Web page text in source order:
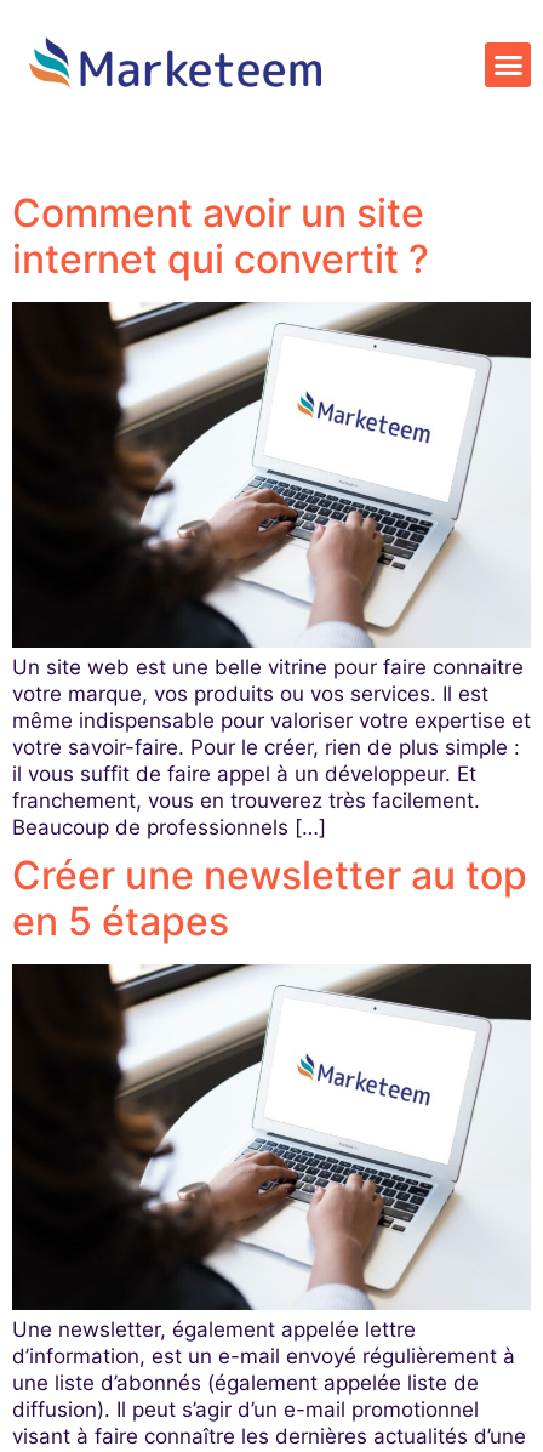
Comment avoir un site
internet qui convertit ?
Un site web est une belle vitrine pour faire connaitre
votre marque, vos produits ou vos services. Il est
même indispensable pour valoriser votre expertise et
votre savoir-faire. Pour le créer, rien de plus simple :
il vous suffit de faire appel à un développeur. Et
franchement, vous en trouverez très facilement.
Beaucoup de professionnels […]
Créer une newsletter au top
en 5 étapes
Une newsletter, également appelée lettre
d’information, est un e-mail envoyé régulièrement à
une liste d’abonnés (également appelée liste de
diffusion). Il peut s’agir d’un e-mail promotionnel
visant à faire connaître les dernières actualités d’une